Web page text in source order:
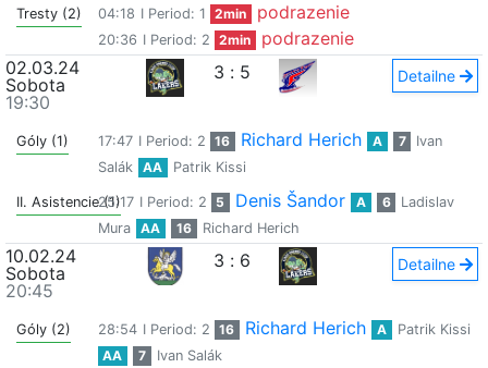
Tresty (2) 04:18 I Period: 1 2min podrazenie
20:36 I Period: 2 2min
podrazenie
02.03.24
Sobota
19:30
3 : 5 Detailne
Góly (1) 17:47 I Period: 2 16 Richard Herich A 7
Ivan
Salák
AA Patrik Kissi
II. Asistencie (1)
25:17 I Period: 2 5 Denis Šandor A 6
Ladislav
Mura
AA 16 Richard Herich
10.02.24
Sobota
20:45
3 : 6 Detailne
Góly (2) 28:54 I Period: 2 16 Richard Herich A
Patrik Kissi
AA
7
Ivan Salák